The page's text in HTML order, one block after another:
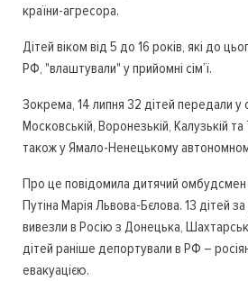
країни-агресора.
Дітей віком від 5 до 16 років, які до
РФ, "влаштували" у прийомні сім’ї.
Зокрема, 14 липня 32 дітей передали у
Московській, Воронезькій, Калузькій та
також у Ямало-Ненецькому
Про це повідомила дитячий омбудсмен
Путіна Марія Львова-Бєлова. 13 дітей
вивезли в Росію з Донецька,
дітей раніше депортували в РФ –
евакуацією.